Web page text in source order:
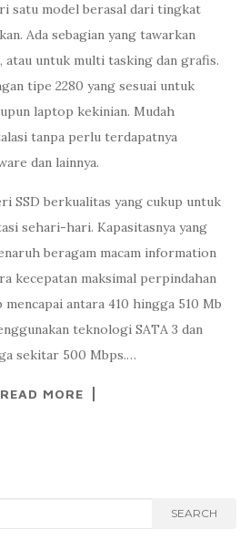
satu model berasal dari tingkat
Ada sebagian yang tawarkan
untuk multi tasking dan grafis.
tipe 2280 yang sesuai untuk
laptop kekinian. Mudah
tanpa perlu terdapatnya
dan lainnya.
SSD berkualitas yang cukup untuk
sehari-hari. Kapasitasnya yang
beragam macam information
kecepatan maksimal perpindahan
antara 410 hingga 510 Mb
teknologi SATA 3 dan
sekitar 500 Mbps.…
READ MORE
SEARCH